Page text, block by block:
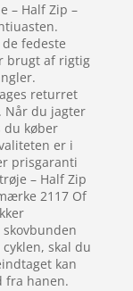
– Half Zip –
fedeste
brugt af rigtig
returret
Når du jagter
du køber
er i
prisgaranti
– Half Zip
2117 Of
skal du
kan
fra hanen.